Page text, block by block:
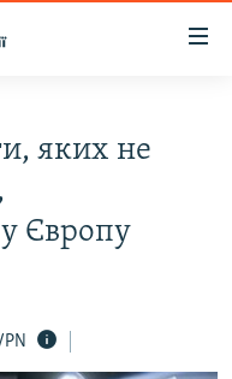
яких не
Європу